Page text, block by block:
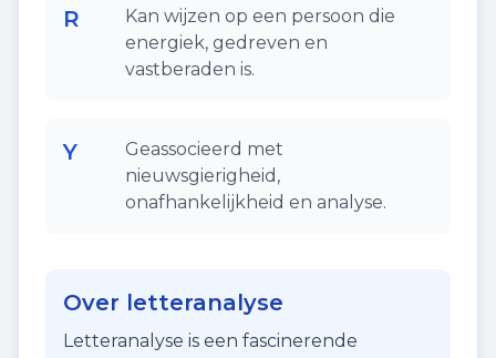
R
Kan wijzen op een persoon die
energiek, gedreven en
vastberaden is.
Y
Geassocieerd met
nieuwsgierigheid,
onafhankelijkheid en analyse.
Over letteranalyse
Letteranalyse is een fascinerende